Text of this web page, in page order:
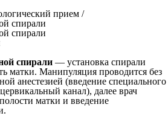
прием /
спирали
спирали
спирали — установка спирали
матки. Манипуляция проводится без
анестезией (введение специального
канал), далее врач
матки и введение